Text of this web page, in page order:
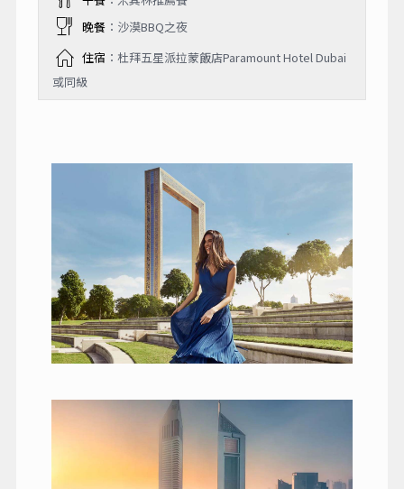
晚餐：沙漠BBQ之夜
住宿 ：杜拜五星派拉蒙飯店Paramount Hotel Dubai
或同級